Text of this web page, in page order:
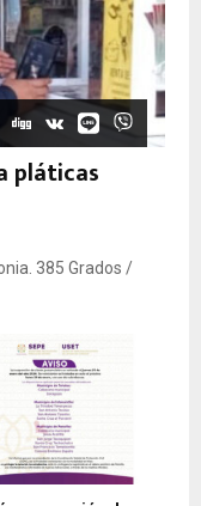
pláticas
385 Grados /